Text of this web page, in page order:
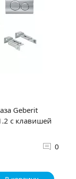
Geberit
с клавишей
0